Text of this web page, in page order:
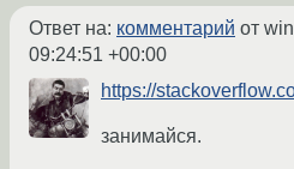
Ответ на: комментарий от
09:24:51 +00:00
https://
занимайся.